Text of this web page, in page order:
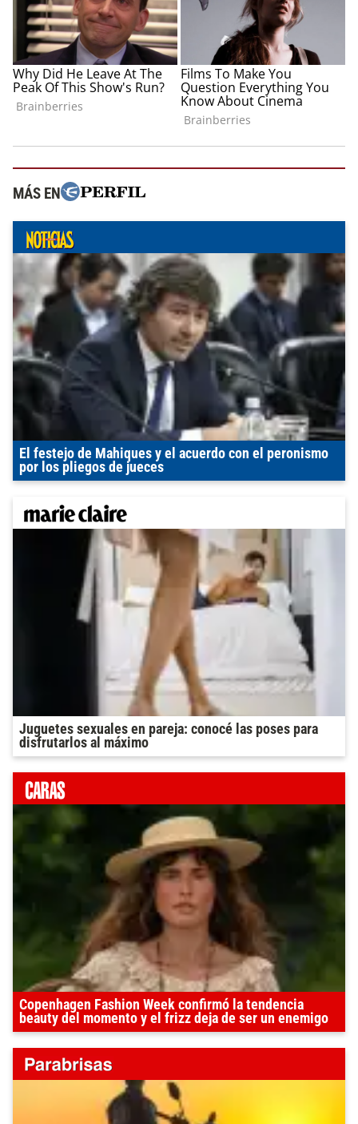
MÁS EN
El festejo de Mahiques y el acuerdo con el peronismo
por los pliegos de jueces
Juguetes sexuales en pareja: conocé las poses para
disfrutarlos al máximo
Copenhagen Fashion Week confirmó la tendencia
beauty del momento y el frizz deja de ser un enemigo